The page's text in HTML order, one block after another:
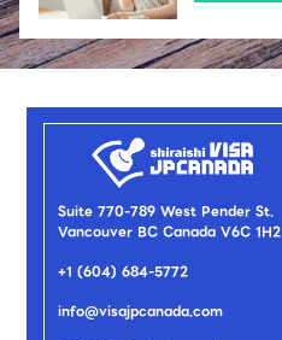
Suite 770-789 West Pender St.
Vancouver BC Canada V6C 1H2
+1 (604) 684-5772
info@visajpcanada.com